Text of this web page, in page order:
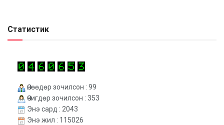
Статистик
Өнөөдөр зочилсон : 99
Өчигдөр зочилсон : 353
Энэ сард : 2043
Энэ жил : 115026